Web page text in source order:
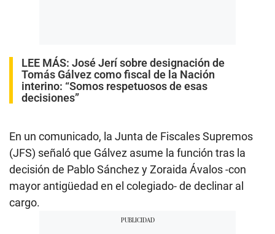
LEE MÁS: José Jerí sobre designación de
Tomás Gálvez como fiscal de la Nación
interino: “Somos respetuosos de esas
decisiones”
En un comunicado, la Junta de Fiscales Supremos
(JFS) señaló que Gálvez asume la función tras la
decisión de Pablo Sánchez y Zoraida Ávalos -con
mayor antigüedad en el colegiado- de declinar al
cargo.